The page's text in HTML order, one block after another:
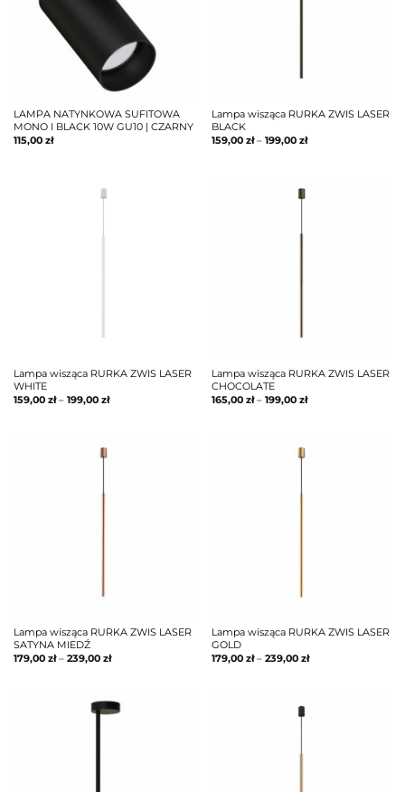
LAMPA NATYNKOWA SUFITOWA
MONO I BLACK 10W GU10 | CZARNY
115,00 zł
Lampa wisząca RURKA ZWIS LASER
BLACK
159,00 zł– 199,00 zł
Lampa wisząca RURKA ZWIS LASER
WHITE
159,00 zł– 199,00 zł
Lampa wisząca RURKA ZWIS LASER
CHOCOLATE
165,00 zł– 199,00 zł
Lampa wisząca RURKA ZWIS LASER
SATYNA MIEDŹ
179,00 zł– 239,00 zł
Lampa wisząca RURKA ZWIS LASER
GOLD
179,00 zł– 239,00 zł